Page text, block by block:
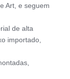
Art, e seguem
de alta
importado,